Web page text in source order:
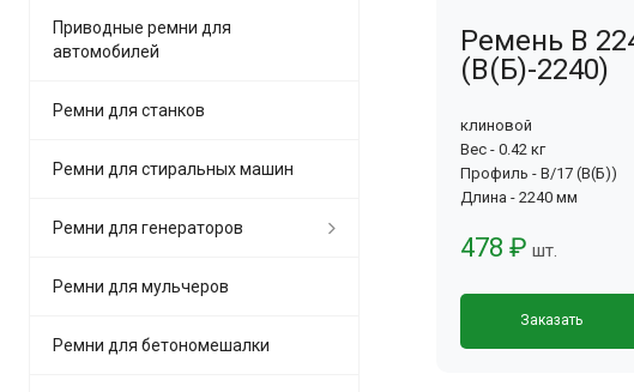
Ремень B
(В(Б)-2240)
клиновой
Вес - 0.42 кг
Профиль - B/17 (B(Б))
Длина - 2240 мм
478 ₽ шт.
Заказать
Приводные ремни для
автомобилей
Ремни для станков
Ремни для стиральных машин
Ремни для генераторов
Ремни для мульчеров
Ремни для бетономешалки